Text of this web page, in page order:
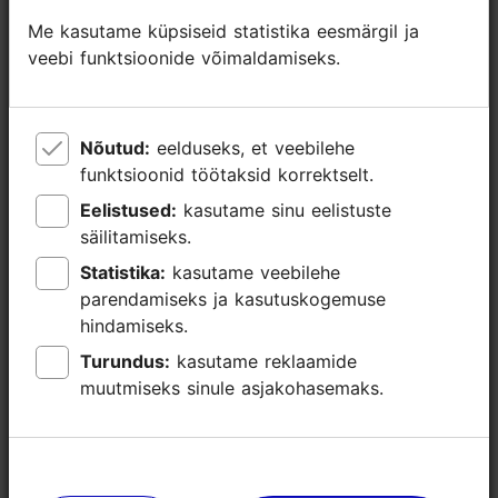
TripAdvisori® hinnangud ja
arvustused
tripadvisor rating null of 5 põhineb0 hinnangul
Me kasutame küpsiseid statistika eesmärgil ja
veebi funktsioonide võimaldamiseks.
Nõutud:
funktsioonid töötaksid korrektselt.
Eelistused:
säilitamiseks.
Statistika:
parendamiseks ja kasutuskogemuse
hindamiseks.
Turundus:
muutmiseks sinule asjakohasemaks.
Me kasutame küpsiseid statistika eesmärgil ja
veebi funktsioonide võimaldamiseks.
Nõutud:
funktsioonid töötaksid korrektselt.
Eelistused:
säilitamiseks.
Statistika:
parendamiseks ja kasutuskogemuse
hindamiseks.
Turundus:
muutmiseks sinule asjakohasemaks.